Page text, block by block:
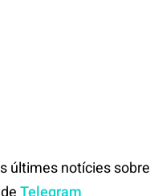
últimes notícies sobre
Telegram